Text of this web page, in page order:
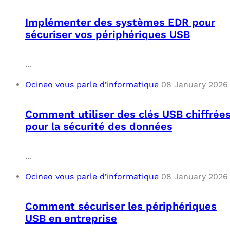
Implémenter des systèmes EDR pour
sécuriser vos périphériques USB
...
Ocineo vous parle d’informatique 08 January 2026
Comment utiliser des clés USB
pour la sécurité des données
...
Ocineo vous parle d’informatique 08 January 2026
Comment sécuriser les périphériques
USB en entreprise